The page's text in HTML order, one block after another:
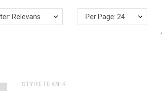
Relevans Per Page: 24
STYRETEKNIK